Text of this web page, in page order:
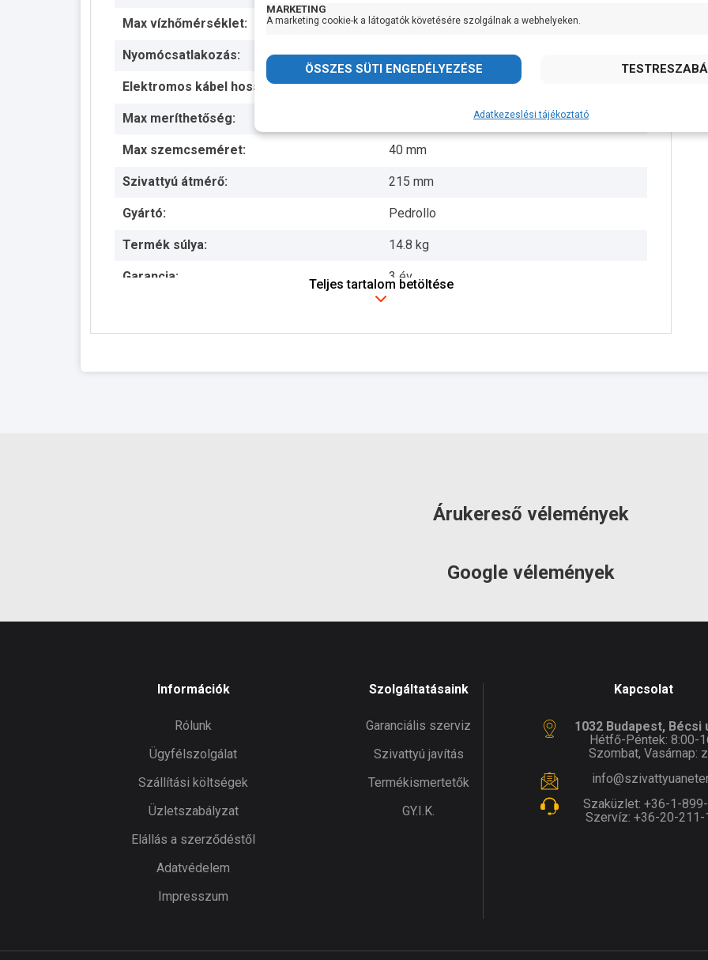
Max vízhőmérséklet: + 50 fok
Nyomócsatlakozás: 6/4 coll
Elektromos kábel hossza: 10 méter
Max meríthetőség:
Max szemcseméret: 40 mm
Szivattyú átmérő: 215 mm
Gyártó: Pedrollo
Termék súlya: 14.8 kg
Garancia: 3 év
Teljes tartalom betöltése
Árukereső vélemények
Google vélemények
Információk
Rólunk
Ügyfélszolgálat
Szállítási költségek
Üzletszabályzat
Elállás a szerződéstől
Adatvédelem
Impresszum
Szolgáltatásaink
Garanciális szerviz
Szivattyú javítás
Termékismertetők
GY.I.K.
Kapcsolat
1032 Budapest, Bécsi
Hétfő-Péntek: 8:00-
Szombat, Vasárnap:
Szaküzlet: +36-1-
Szervíz: +36-20-211-
MARKETING
A marketing cookie-k a látogatók követésére szolgálnak a webhelyeken.
Adatkezeslési tájékoztató